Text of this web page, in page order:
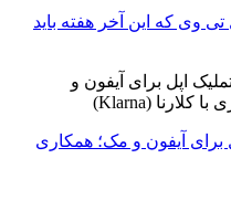
وی که این آخر هفته باید
آیفون و مک؛ همکاری